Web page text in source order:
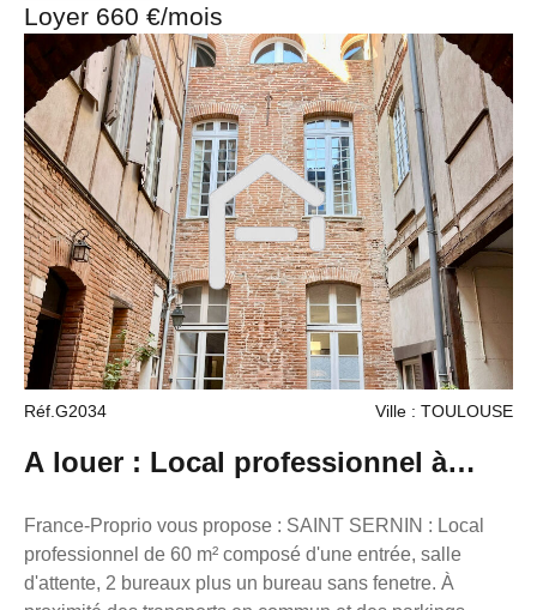
stockage, une réserve ou un espace complémentaire. Il
conviendra parfaitement à une activité commerciale,
artisanale, professionnelle ou de services. Toutes
activités autorisées, sauf métiers de bouche nécessitant
une extraction. Disponible ! Loyer : 630 € HC par mois
Provision sur charges : 30 € / mois Taxe foncière : à la
charge du preneur Honoraires : 2376€ (30% du loyer
annuel) Référence annonce : L7801 FRANCE PROPRIO
Réseaux de conseillers Immobilier partout en France.
Transaction/ Location/ Gestion 05.61.62.62.23
Loyer 660 €/mois
Réf.G2034 Ville : TOULOUSE
A louer : Local professionnel à
louer 680 € CC
France-Proprio vous propose : SAINT SERNIN : Local
professionnel de 60 m² composé d'une entrée, salle
d'attente, 2 bureaux plus un bureau sans fenetre. À